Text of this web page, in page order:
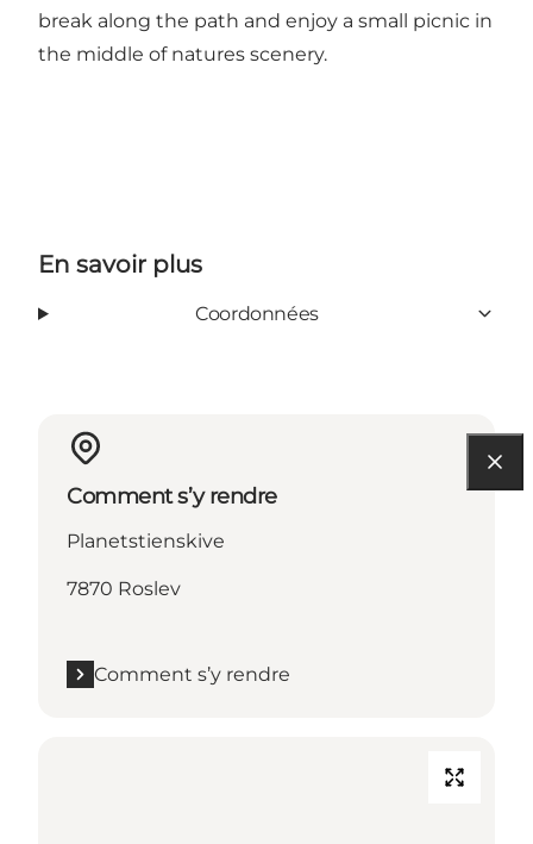
break along the path and enjoy a small picnic in
the middle of natures scenery.
En savoir plus
Coordonnées
Comment s’y rendre
Planetstienskive
7870 Roslev
Comment s’y rendre